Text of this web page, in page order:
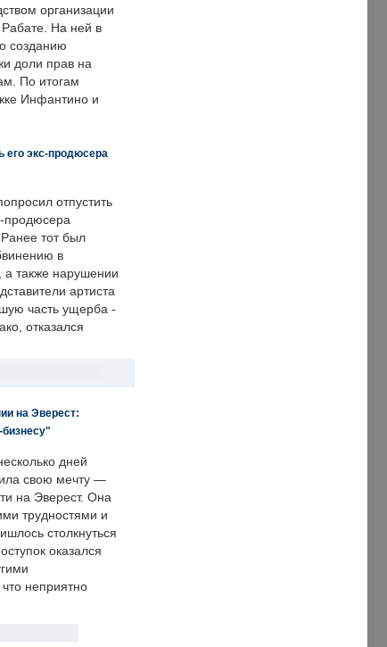
организации
На ней в
созданию
доли прав на
По итогам
Инфантино и
его экс-продюсера
отпустить
продюсера
тот был
в
а также нарушении
артиста
часть ущерба -
отказался
на Эверест:
дней
свою мечту —
на Эверест. Она
трудностями и
столкнуться
оказался
неприятно